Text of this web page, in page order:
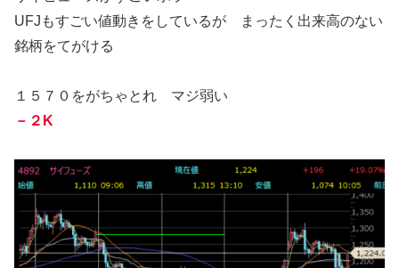
UFJもすごい値動きをしているが まったく出来高のない
銘柄をてがける
１５７０をがちゃとれ マジ弱い
－２K